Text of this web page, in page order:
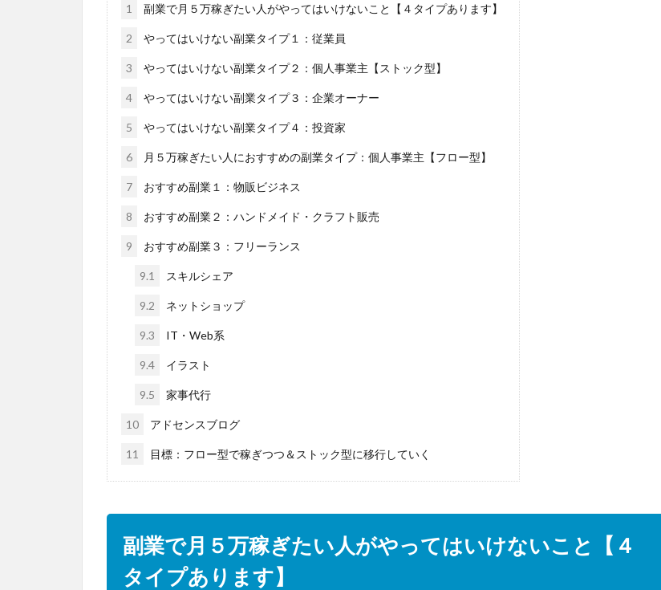
1 副業で月５万稼ぎたい人がやってはいけないこと【４タイプあります】
2 やってはいけない副業タイプ１：従業員
3 やってはいけない副業タイプ２：個人事業主【ストック型】
4 やってはいけない副業タイプ３：企業オーナー
5 やってはいけない副業タイプ４：投資家
6 月５万稼ぎたい人におすすめの副業タイプ：個人事業主【フロー型】
7 おすすめ副業１：物販ビジネス
8 おすすめ副業２：ハンドメイド・クラフト販売
9 おすすめ副業３：フリーランス
9.1 スキルシェア
9.2 ネットショップ
9.3 IT・Web系
9.4 イラスト
9.5 家事代行
10 アドセンスブログ
11 目標：フロー型で稼ぎつつ＆ストック型に移行していく
副業で月５万稼ぎたい人がやってはいけないこと【４
タイプあります】